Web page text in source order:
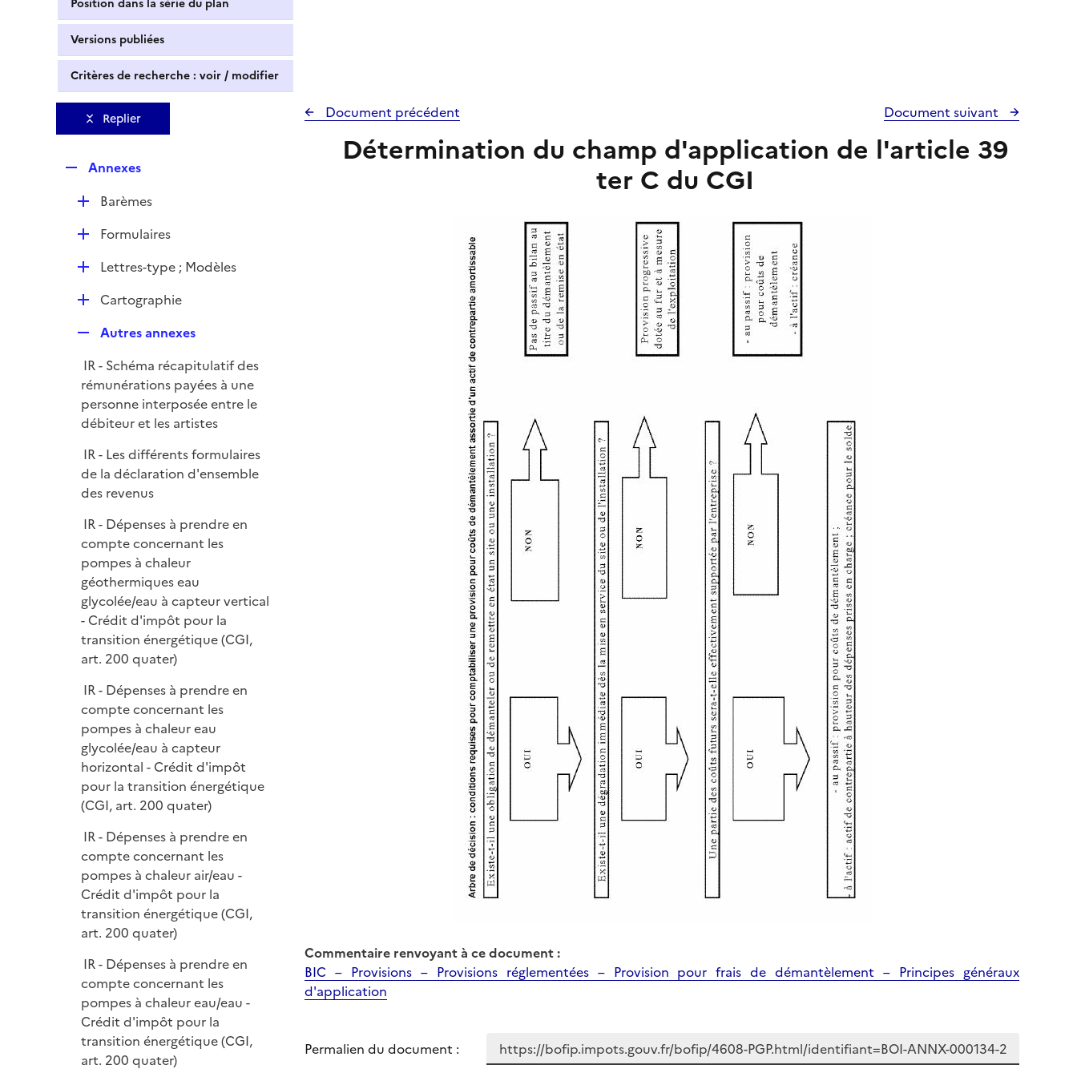
Position dans la série du plan
Versions publiées
Critères de recherche : voir / modifier
Replier
p
l
i
e
Annexes
DBarèmes
DFormulaires
D
e
r
Lettres-type ; Modèles
D
p
l
i
e
r
Cartographie
p
l
i
e
r
Autres annexes
IR - Schéma récapitulatif des
rémunérations payées à une
personne interposée entre le
débiteur et les artistes
IR - Les différents formulaires
de la déclaration d'ensemble
des revenus
IR - Dépenses à prendre en
compte concernant les
pompes à chaleur
géothermiques eau
glycolée/eau à capteur vertical
- Crédit d'impôt pour la
transition énergétique (CGI,
art. 200 quater)
IR - Dépenses à prendre en
compte concernant les
pompes à chaleur eau
glycolée/eau à capteur
horizontal - Crédit d'impôt
pour la transition énergétique
(CGI, art. 200 quater)
IR - Dépenses à prendre en
compte concernant les
pompes à chaleur air/eau -
Crédit d'impôt pour la
transition énergétique (CGI,
art. 200 quater)
IR - Dépenses à prendre en
compte concernant les
pompes à chaleur eau/eau -
Crédit d'impôt pour la
transition énergétique (CGI,
art. 200 quater)
Document précédent Document suivant
Détermination du champ d'application de l'article 39
ter C du CGI
Commentaire renvoyant à ce document :
BIC – Provisions – Provisions réglementées – Provision pour frais de démantèlement – Principes généraux
d'application
Permalien du document :